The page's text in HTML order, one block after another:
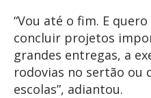
“Vou até o fim. E
concluir projetos
grandes entregas, a
rodovias no sertão ou
escolas”, adiantou.